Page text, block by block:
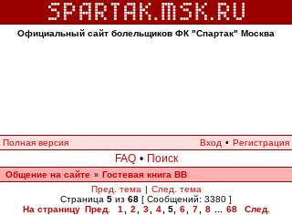
Официальный сайт болельщиков ФК "Спартак" Москва
Полная версия Вход • Регистрация
FAQ • Поиск
Общение на сайте » Гостевая книга ВВ
Пред. тема | След. тема
Страница 5 из 68 [ Сообщений: 3380 ]
На страницу Пред. 1 2 3 4 5, 6 7 8 68
След.